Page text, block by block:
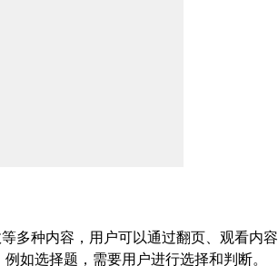
多种内容，用户可以通过翻页、观看内
如选择题，需要用户进行选择和判断。